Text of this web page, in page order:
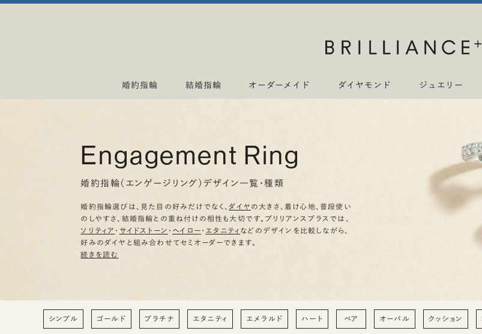
婚約指輪 結婚指輪 オーダーメイド ダイヤモンド ジュエリー
Engagement Ring
婚約指輪（エンゲージリング）デザイン一覧・種類
婚約指輪選びは、見た目の好みだけでなく、ダイヤ の大きさ、着け心地、普段使い
のしやすさ、結婚指輪との重ね付けの相性も大切です。ブリリアンスプラスでは、
ソリティア ・ サイドストーン ・ ヘイロー ・ エタニティ などのデザインを比較しながら、
好みのダイヤと組み合わせてセミオーダーできます。
続きを読む
シンプル ゴールド プラチナ エタニティ エメラルド ハート ペア オーバル クッション